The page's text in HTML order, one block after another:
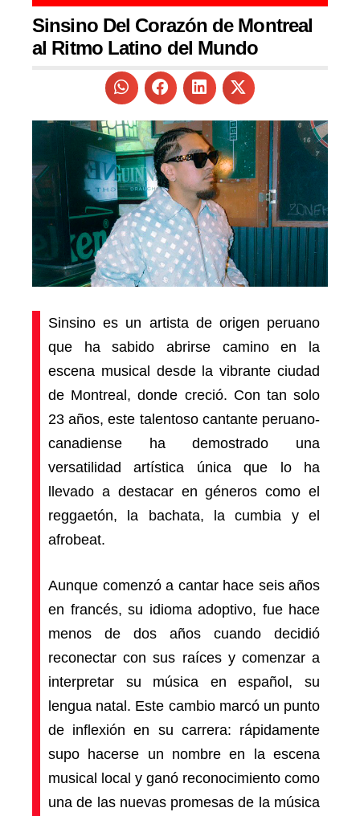
Sinsino Del Corazón de Montreal
al Ritmo Latino del Mundo
Sinsino es un artista de origen peruano
que ha sabido abrirse camino en la
escena musical desde la vibrante ciudad
de Montreal, donde creció. Con tan solo
23 años, este talentoso cantante peruano-
canadiense ha demostrado una
versatilidad artística única que lo ha
llevado a destacar en géneros como el
reggaetón, la bachata, la cumbia y el
afrobeat.
Aunque comenzó a cantar hace seis años
en francés, su idioma adoptivo, fue hace
menos de dos años cuando decidió
reconectar con sus raíces y comenzar a
interpretar su música en español, su
lengua natal. Este cambio marcó un punto
de inflexión en su carrera: rápidamente
supo hacerse un nombre en la escena
musical local y ganó reconocimiento como
una de las nuevas promesas de la música